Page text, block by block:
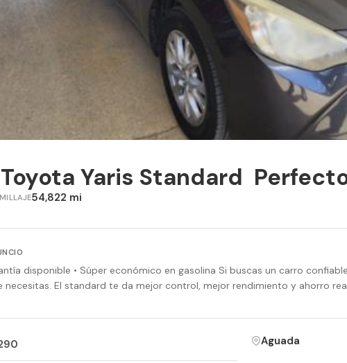
Toyota Yaris Standard 
MILLAJE54,822 mi
disponible • Súper económico en gasolina Si buscas un carro
necesitas. El standard te da mejor control, mejor rendimiento y ahorro
Aguada